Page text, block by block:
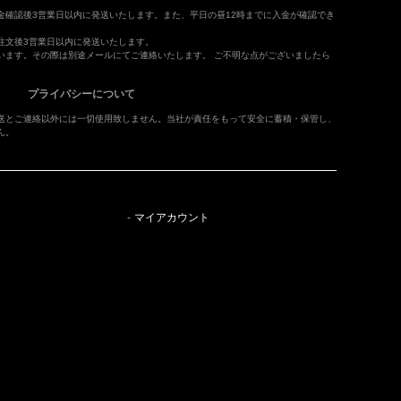
認後3営業日以内に発送いたします。また、平日の昼12時までに入金が確認でき
後3営業日以内に発送いたします。
ます。その際は別途メールにてご連絡いたします。 ご不明な点がございましたら
プライバシーについて
ご連絡以外には一切使用致しません。当社が責任をもって安全に蓄積・保管し、
マイアカウント